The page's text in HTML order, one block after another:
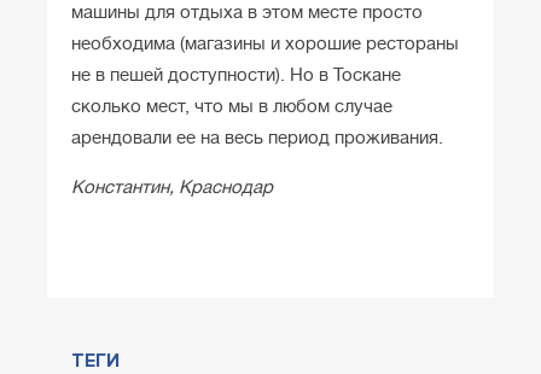
машины для отдыха в этом месте просто
необходима (магазины и хорошие рестораны
не в пешей доступности). Но в Тоскане
сколько мест, что мы в любом случае
арендовали ее на весь период проживания.
Константин, Краснодар
ТЕГИ